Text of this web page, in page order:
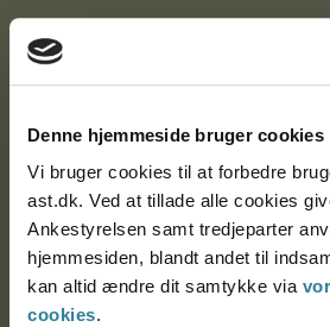
Denne hjemmeside bruger cookies
Vi bruger cookies til at forbedre
ast.dk. Ved at tillade alle cookies
Ankestyrelsen samt tredjeparter
hjemmesiden, blandt andet til
kan altid ændre dit samtykke via
cookies.
Ankestyrelsen København
EAN: 57 98 000 35 48 21
CVR: 1007 4002